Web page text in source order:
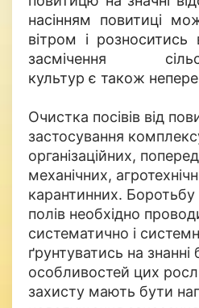
насінням повитиці
вітром і
засмічення
культур є також
Очистка посівів від
застосування
організаційних,
механічних,
карантинних. Боротьбу
полів необхідно
систематично і
ґрунтуватись на знанні
особливостей цих
захисту мають бути